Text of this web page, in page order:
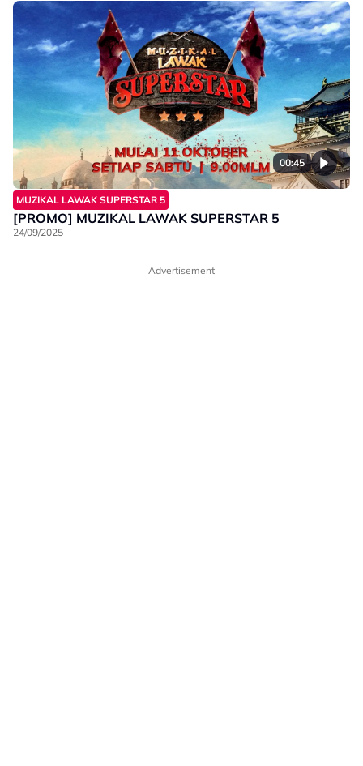
00:45
MUZIKAL LAWAK SUPERSTAR 5
[PROMO] MUZIKAL LAWAK SUPERSTAR 5
24/09/2025
Advertisement